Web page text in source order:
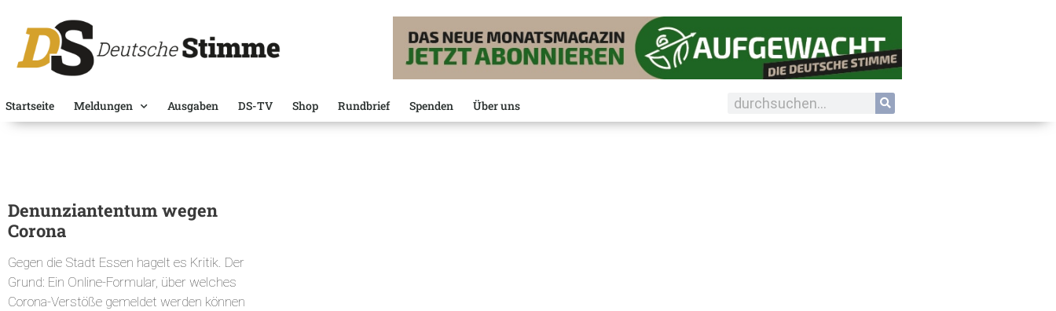
Startseite Meldungen Ausgaben DS-TV Shop Rundbrief Spenden Über uns
Denunziantentum wegen
Corona
Gegen die Stadt Essen hagelt es Kritik. Der
Grund: Ein Online-Formular, über welches
Corona-Verstöße gemeldet werden können